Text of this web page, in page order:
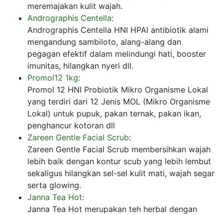
meremajakan kulit wajah.
Andrographis Centella:
Andrographis Centella HNI HPAI antibiotik alami
mengandung sambiloto, alang-alang dan
pegagan efektif dalam melindungi hati, booster
imunitas, hilangkan nyeri dll.
Promol12 1kg:
Promol 12 HNI Probiotik Mikro Organisme Lokal
yang terdiri dari 12 Jenis MOL (Mikro Organisme
Lokal) untuk pupuk, pakan ternak, pakan ikan,
penghancur kotoran dll
Zareen Gentle Facial Scrub:
Zareen Gentle Facial Scrub membersihkan wajah
lebih baik dengan kontur scub yang lebih lembut
sekaligus hilangkan sel-sel kulit mati, wajah segar
serta glowing.
Janna Tea Hot:
Janna Tea Hot merupakan teh herbal dengan